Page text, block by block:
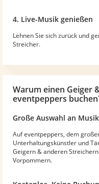
4. Live-Musik genießen
Lehnen Sie sich zurück und
Streicher.
Warum einen Geiger
eventpeppers
Große Auswahl an
Auf eventpeppers, dem
Unterhaltungskünstler und
Geigern & anderen
Vorpommern.